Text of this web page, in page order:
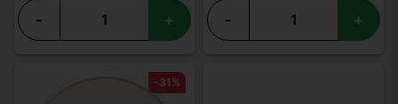
- + - +
-31%